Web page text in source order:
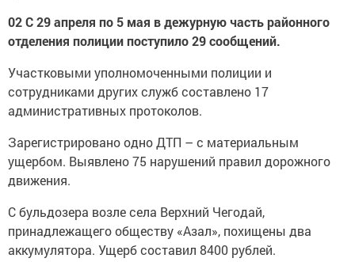
02 С 29 апреля по 5 мая в дежурную часть районного
отделения полиции поступило 29 сообщений.
Участковыми уполномоченными полиции и
сотрудниками других служб составлено 17
административных протоколов.
Зарегистрировано одно ДТП – с материальным
ущербом. Выявлено 75 нарушений правил дорожного
движения.
С бульдозера возле села Верхний Чегодай,
принадлежащего обществу «Азал», похищены два
аккумулятора. Ущерб составил 8400 рублей.